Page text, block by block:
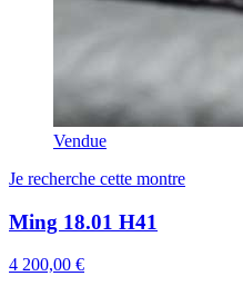
Vendue
Je recherche cette montre
Ming 18.01 H41
4 200,00 €